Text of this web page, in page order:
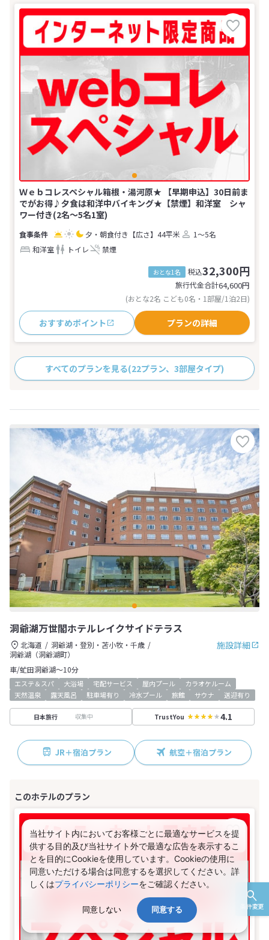
条件変更
Ｗｅｂコレスペシャル箱根・湯河原★ 【早期申込】30日前ま
でがお得♪夕食は和洋中バイキング★【禁煙】和洋室 シャ
ワー付き(2名～5名1室)
夕・朝食付き 【広さ】44平米
1～5名
和洋室
トイレ 禁煙
おとな1名 税込32,300円
旅行代金合計64,600円
(おとな2名 こども0名・1部屋/1泊2日)
おすすめポイント プランの詳細
すべてのプランを見る(22プラン、3部屋タイプ)
洞爺湖万世閣ホテルレイクサイドテラス
施設詳細
北海道
洞爺湖・登別・苫小牧・千歳
洞爺湖（洞爺湖町）
車/虻田洞爺湖～10分
エステ＆スパ 大浴場 宅配サービス 屋内プール
カラオケルーム
天然温泉
露天風呂 駐車場有り 冷水プール 旅館 サウナ 送迎有り
日本旅行 収集中 TrustYou 4.1
JR＋宿泊プラン 航空＋宿泊プラン
当社サイト内においてお客様ごとに最適なサービスを提
供する目的及び当社サイト外で最適な広告を表示するこ
とを目的にCookieを使用しています。Cookieの使用に
同意いただける場合は同意するを選択してください。詳
しくはプライバシーポリシーをご確認ください。
同意しない 同意する